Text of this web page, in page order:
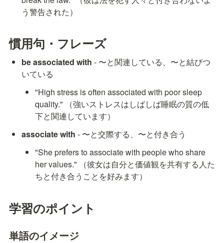
う警告された）
慣用句・フレーズ
be associated with - 〜と関連している、〜と結びつ
いている
"High stress is often associated with poor sleep
quality." （強いストレスはしばしば睡眠の質の低
下と関連しています）
associate with - 〜と交際する、〜と付き合う
"She prefers to associate with people who share
her values." （彼女は自分と価値観を共有する人た
ちと付き合うことを好みます）
学習のポイント
単語のイメージ